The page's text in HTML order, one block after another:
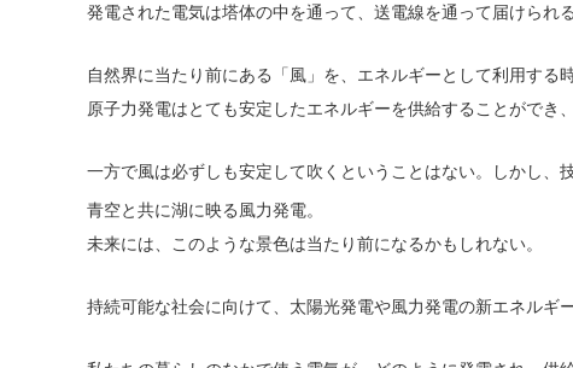
発電された電気は塔体の中を通って、送電線を通って届けられる
自然界に当たり前にある「風」を、エネルギーとして利用する時
原子力発電はとても安定したエネルギーを供給することができ
一方で風は必ずしも安定して吹くということはない。しかし、
青空と共に湖に映る風力発電。
未来には、このような景色は当たり前になるかもしれない。
持続可能な社会に向けて、太陽光発電や風力発電の新エネルギ